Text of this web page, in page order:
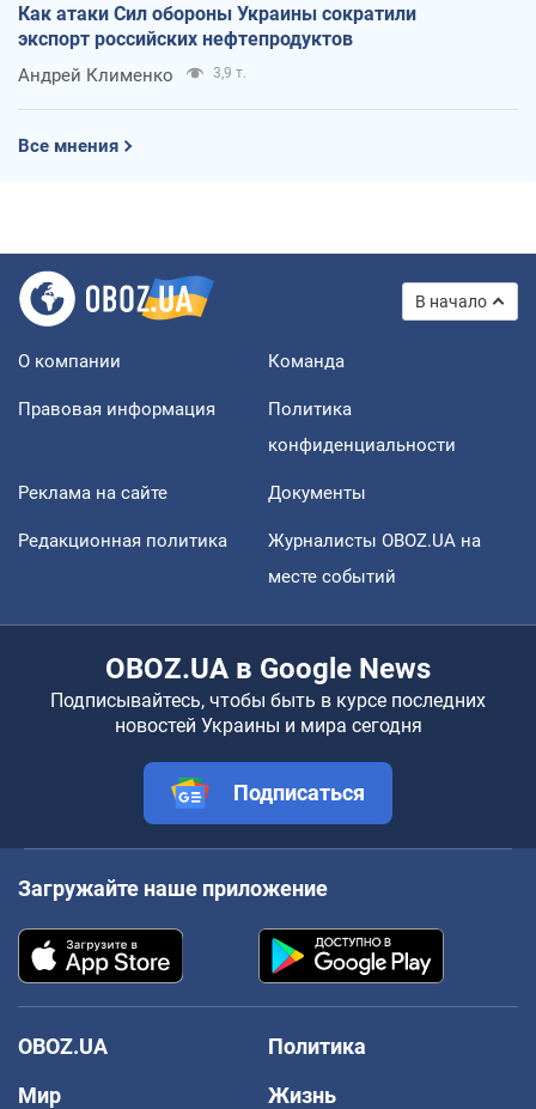
Как атаки Сил обороны Украины сократили
экспорт российских нефтепродуктов
Андрей Клименко 3,9 т.
Все мнения
В начало
О компании Команда
Правовая информация
Политика
конфиденциальности
Реклама на сайте Документы
Редакционная политика
Журналисты OBOZ.UA на
месте событий
OBOZ.UA в Google News
Подписывайтесь, чтобы быть в курсе последних
новостей Украины и мира сегодня
Подписаться
Загружайте наше приложение
OBOZ.UA
Политика
Мир
Жизнь